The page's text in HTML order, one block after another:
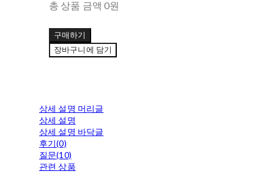
총 상품 금액 0원
구매하기
장바구니에 담기
상세 설명 머리글
상세 설명
상세 설명 바닥글
후기(0)
질문(10)
관련 상품